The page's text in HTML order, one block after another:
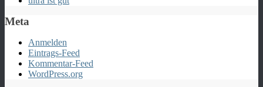
Meta
Anmelden
Eintrags-Feed
Kommentar-Feed
WordPress.org